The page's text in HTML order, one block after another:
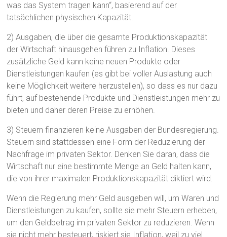
was das System tragen kann“, basierend auf der
tatsächlichen physischen Kapazität.
2) Ausgaben, die über die gesamte Produktionskapazität
der Wirtschaft hinausgehen führen zu Inflation. Dieses
zusätzliche Geld kann keine neuen Produkte oder
Dienstleistungen kaufen (es gibt bei voller Auslastung auch
keine Möglichkeit weitere herzustellen), so dass es nur dazu
führt, auf bestehende Produkte und Dienstleistungen mehr zu
bieten und daher deren Preise zu erhöhen.
3) Steuern finanzieren keine Ausgaben der Bundesregierung.
Steuern sind stattdessen eine Form der Reduzierung der
Nachfrage im privaten Sektor. Denken Sie daran, dass die
Wirtschaft nur eine bestimmte Menge an Geld halten kann,
die von ihrer maximalen Produktionskapazität diktiert wird.
Wenn die Regierung mehr Geld ausgeben will, um Waren und
Dienstleistungen zu kaufen, sollte sie mehr Steuern erheben,
um den Geldbetrag im privaten Sektor zu reduzieren. Wenn
sie nicht mehr besteuert, riskiert sie Inflation, weil zu viel